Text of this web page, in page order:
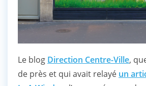
Le blog Direction Centre-Ville,
de près et qui avait relayé un